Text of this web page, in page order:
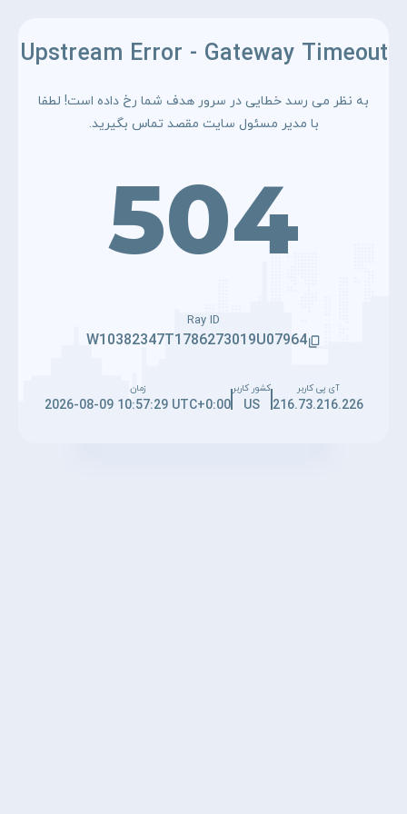
Upstream Error - Gateway Timeout
به نظر می رسد خطایی در سرور هدف شما رخ داده است! لطفا
با مدیر مسئول سایت مقصد تماس بگیرید.
504
Ray ID
W10382347T1786273019U07964
آی پی کاربر
216.73.216.226
کشور کاربر
US
زمان
2026-08-09 10:57:29 UTC+0:00